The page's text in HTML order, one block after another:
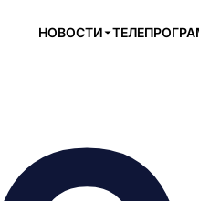
НОВОСТИ